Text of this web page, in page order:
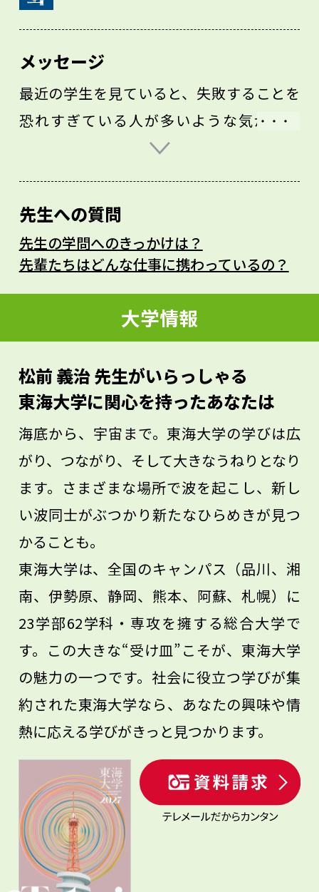
メッセージ
最近の学生を見ていると、失敗することを
恐れすぎている人が多いような気がしま
す。私からすれば、「そもそも、失敗なん
「この条件だとうまくいかないことがわか
ったから、これは失敗ではない、いい結果
だ」と、ポジティブにとらえて考えるべき
楽しく研究をして、幸せに生きていくため
にはどうすればいいかを考えて、ウェル・
ビーイング（心身ともに良好な状態にある
こと）を大切にした生き方をめざしてくだ
先生への質問
先生の学問へのきっかけは？
先輩たちはどんな仕事に携わっているの？
大学情報
松前 義治 先生がいらっしゃる
東海大学に関心を持ったあなたは
海底から、宇宙まで。東海大学の学びは広
がり、つながり、そして大きなうねりとなり
ます。さまざまな場所で波を起こし、新し
い波同士がぶつかり新たなひらめきが見つ
かることも。
東海大学は、全国のキャンパス（品川、湘
南、伊勢原、静岡、熊本、阿蘇、札幌）に
23学部62学科・専攻を擁する総合大学で
す。この大きな“受け皿”こそが、東海大学
の魅力の一つです。社会に役立つ学びが集
約された東海大学なら、あなたの興味や情
熱に応える学びがきっと見つかります。